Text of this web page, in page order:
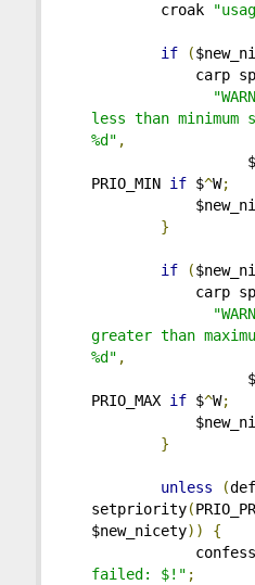
croak
if (
carp
less than
%d" ,
PRIO_MIN if $^W;
}
if (
carp
greater than
%d" ,
PRIO_MAX if $^W;
}
unless (
setpriority(
$new_nicety))
{
confess
failed: $!" ;